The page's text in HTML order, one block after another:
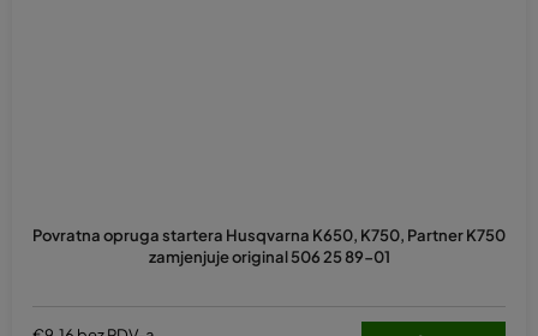
Povratna opruga startera Husqvarna K650, K750, Partner K750
zamjenjuje original 506 25 89-01